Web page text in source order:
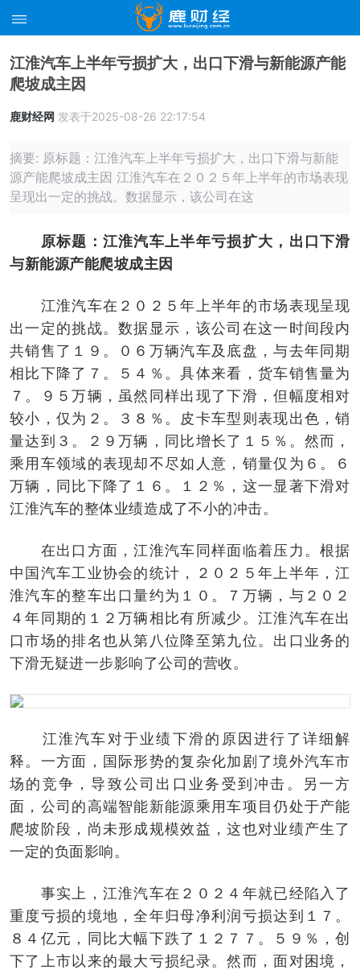
江淮汽车上半年亏损扩大，出口下滑与新能源产能
爬坡成主因
鹿财经网 发表于2025-08-26 22:17:54
摘要: 原标题：江淮汽车上半年亏损扩大，出口下滑与新能
源产能爬坡成主因 江淮汽车在２０２５年上半年的市场表现
呈现出一定的挑战。数据显示，该公司在这
原标题：江淮汽车上半年亏损扩大，出口下滑
与新能源产能爬坡成主因
江淮汽车在２０２５年上半年的市场表现呈现
出一定的挑战。数据显示，该公司在这一时间段内
共销售了１９。０６万辆汽车及底盘，与去年同期
相比下降了７。５４％。具体来看，货车销售量为
７。９５万辆，虽然同样出现了下滑，但幅度相对
较小，仅为２。３８％。皮卡车型则表现出色，销
量达到３。２９万辆，同比增长了１５％。然而，
乘用车领域的表现却不尽如人意，销量仅为６。６
万辆，同比下降了１６。１２％，这一显著下滑对
江淮汽车的整体业绩造成了不小的冲击。
在出口方面，江淮汽车同样面临着压力。根据
中国汽车工业协会的统计，２０２５年上半年，江
淮汽车的整车出口量约为１０。７万辆，与２０２
４年同期的１２万辆相比有所减少。江淮汽车在出
口市场的排名也从第八位降至第九位。出口业务的
下滑无疑进一步影响了公司的营收。
江淮汽车对于业绩下滑的原因进行了详细解
释。一方面，国际形势的复杂化加剧了境外汽车市
场的竞争，导致公司出口业务受到冲击。另一方
面，公司的高端智能新能源乘用车项目仍处于产能
爬坡阶段，尚未形成规模效益，这也对业绩产生了
一定的负面影响。
事实上，江淮汽车在２０２４年就已经陷入了
重度亏损的境地，全年归母净利润亏损达到１７。
８４亿元，同比大幅下跌了１２７７。５９％，创
下了上市以来的最大亏损纪录。然而，面对困境，